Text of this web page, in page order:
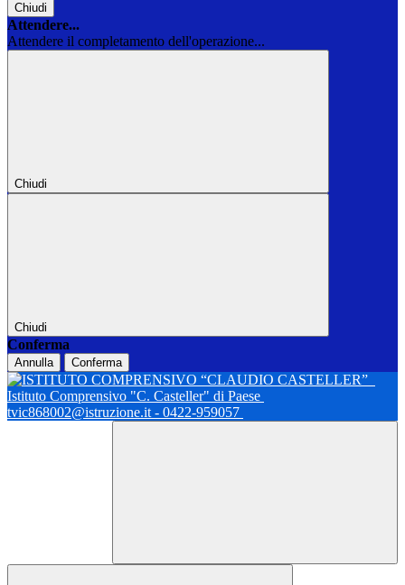
Chiudi
Attendere...
Attendere il completamento dell'operazione...
Chiudi
Chiudi
Conferma
Annulla Conferma
Istituto Comprensivo "C. Casteller" di Paese
tvic868002@istruzione.it - 0422-959057